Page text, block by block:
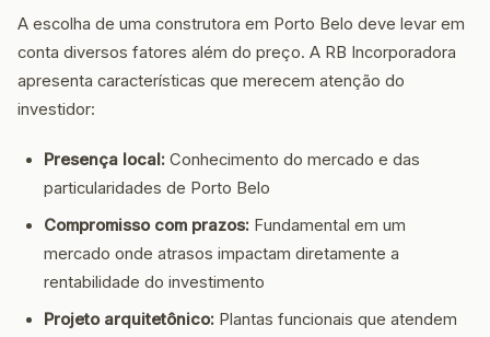
A escolha de uma construtora em Porto Belo deve levar em
conta diversos fatores além do preço. A RB Incorporadora
apresenta características que merecem atenção do
investidor:
Presença local: Conhecimento do mercado e das
particularidades de Porto Belo
Compromisso com prazos: Fundamental em um
mercado onde atrasos impactam diretamente a
rentabilidade do investimento
Projeto arquitetônico: Plantas funcionais que atendem